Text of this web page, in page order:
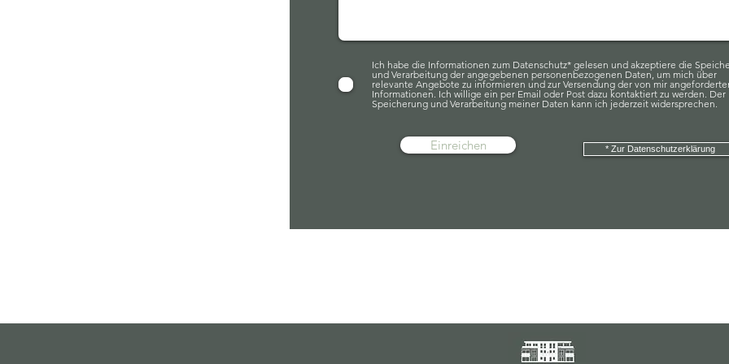
Ich habe die Informationen zum Datenschutz* gelesen und akzeptiere die
und Verarbeitung der angegebenen personenbezogenen Daten, um mich über
relevante Angebote zu informieren und zur Versendung der von mir
Informationen. Ich willige ein per Email oder Post dazu kontaktiert zu werden. Der
Speicherung und Verarbeitung meiner Daten kann ich jederzeit widersprechen.
Einreichen * Zur Datenschutzerklärung